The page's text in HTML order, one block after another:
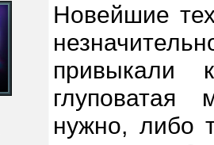
Новейшие
привыкали
нужно, либо